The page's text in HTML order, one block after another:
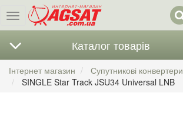
Меню
Каталог товарів
Інтернет магазин
Супутникові конвертери
SINGLE Star Track JSU34 Universal LNB